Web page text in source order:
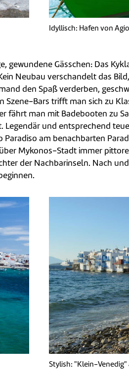
Idyllisch: Hafen von
gewundene Gässchen: Das
Neubau verschandelt das
den Spaß verderben,
Bars trifft man sich zu
fährt man mit Badebooten zu
und entsprechend
am benachbarten
Mykonos-Stadt immer
der Nachbarinseln. Nach
Stylish: "Klein-Venedig"